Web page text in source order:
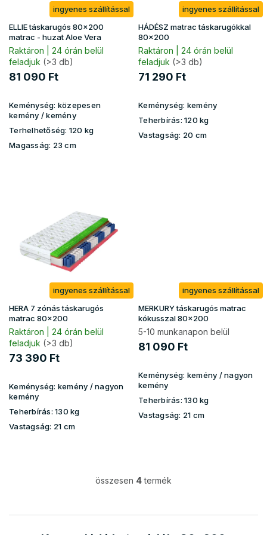
i
s
t
á
j
ingyenes szállítással
ELLIE táskarugós 80x200
matrac - huzat Aloe Vera
Raktáron | 24 órán belül
feladjuk (>3 db)
81 090 Ft
Keménység: közepesen
kemény / kemény
Terhelhetőség: 120 kg
Magasság: 23 cm
ingyenes szállítással
HÁDÉSZ matrac táskarugókkal
80x200
Raktáron | 24 órán belül
feladjuk (>3 db)
71 290 Ft
Keménység: kemény
Teherbírás: 120 kg
Vastagság: 20 cm
ingyenes szállítással
HERA 7 zónás táskarugós
matrac 80x200
Raktáron | 24 órán belül
feladjuk (>3 db)
73 390 Ft
Keménység: kemény / nagyon
kemény
Teherbírás: 130 kg
Vastagság: 21 cm
ingyenes szállítással
MERKURY táskarugós matrac
kókusszal 80x200
5-10 munkanapon belül
81 090 Ft
Keménység: kemény / nagyon
kemény
Teherbírás: 130 kg
Vastagság: 21 cm
L
t
összesen 4termék